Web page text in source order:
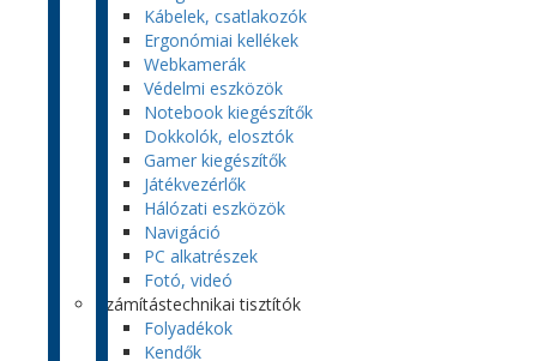
Kábelek, csatlakozók
Ergonómiai kellékek
Webkamerák
Védelmi eszközök
Notebook kiegészítők
Dokkolók, elosztók
Gamer kiegészítők
Játékvezérlők
Hálózati eszközök
Navigáció
PC alkatrészek
Fotó, videó
Számítástechnikai tisztítók
Folyadékok
Kendők